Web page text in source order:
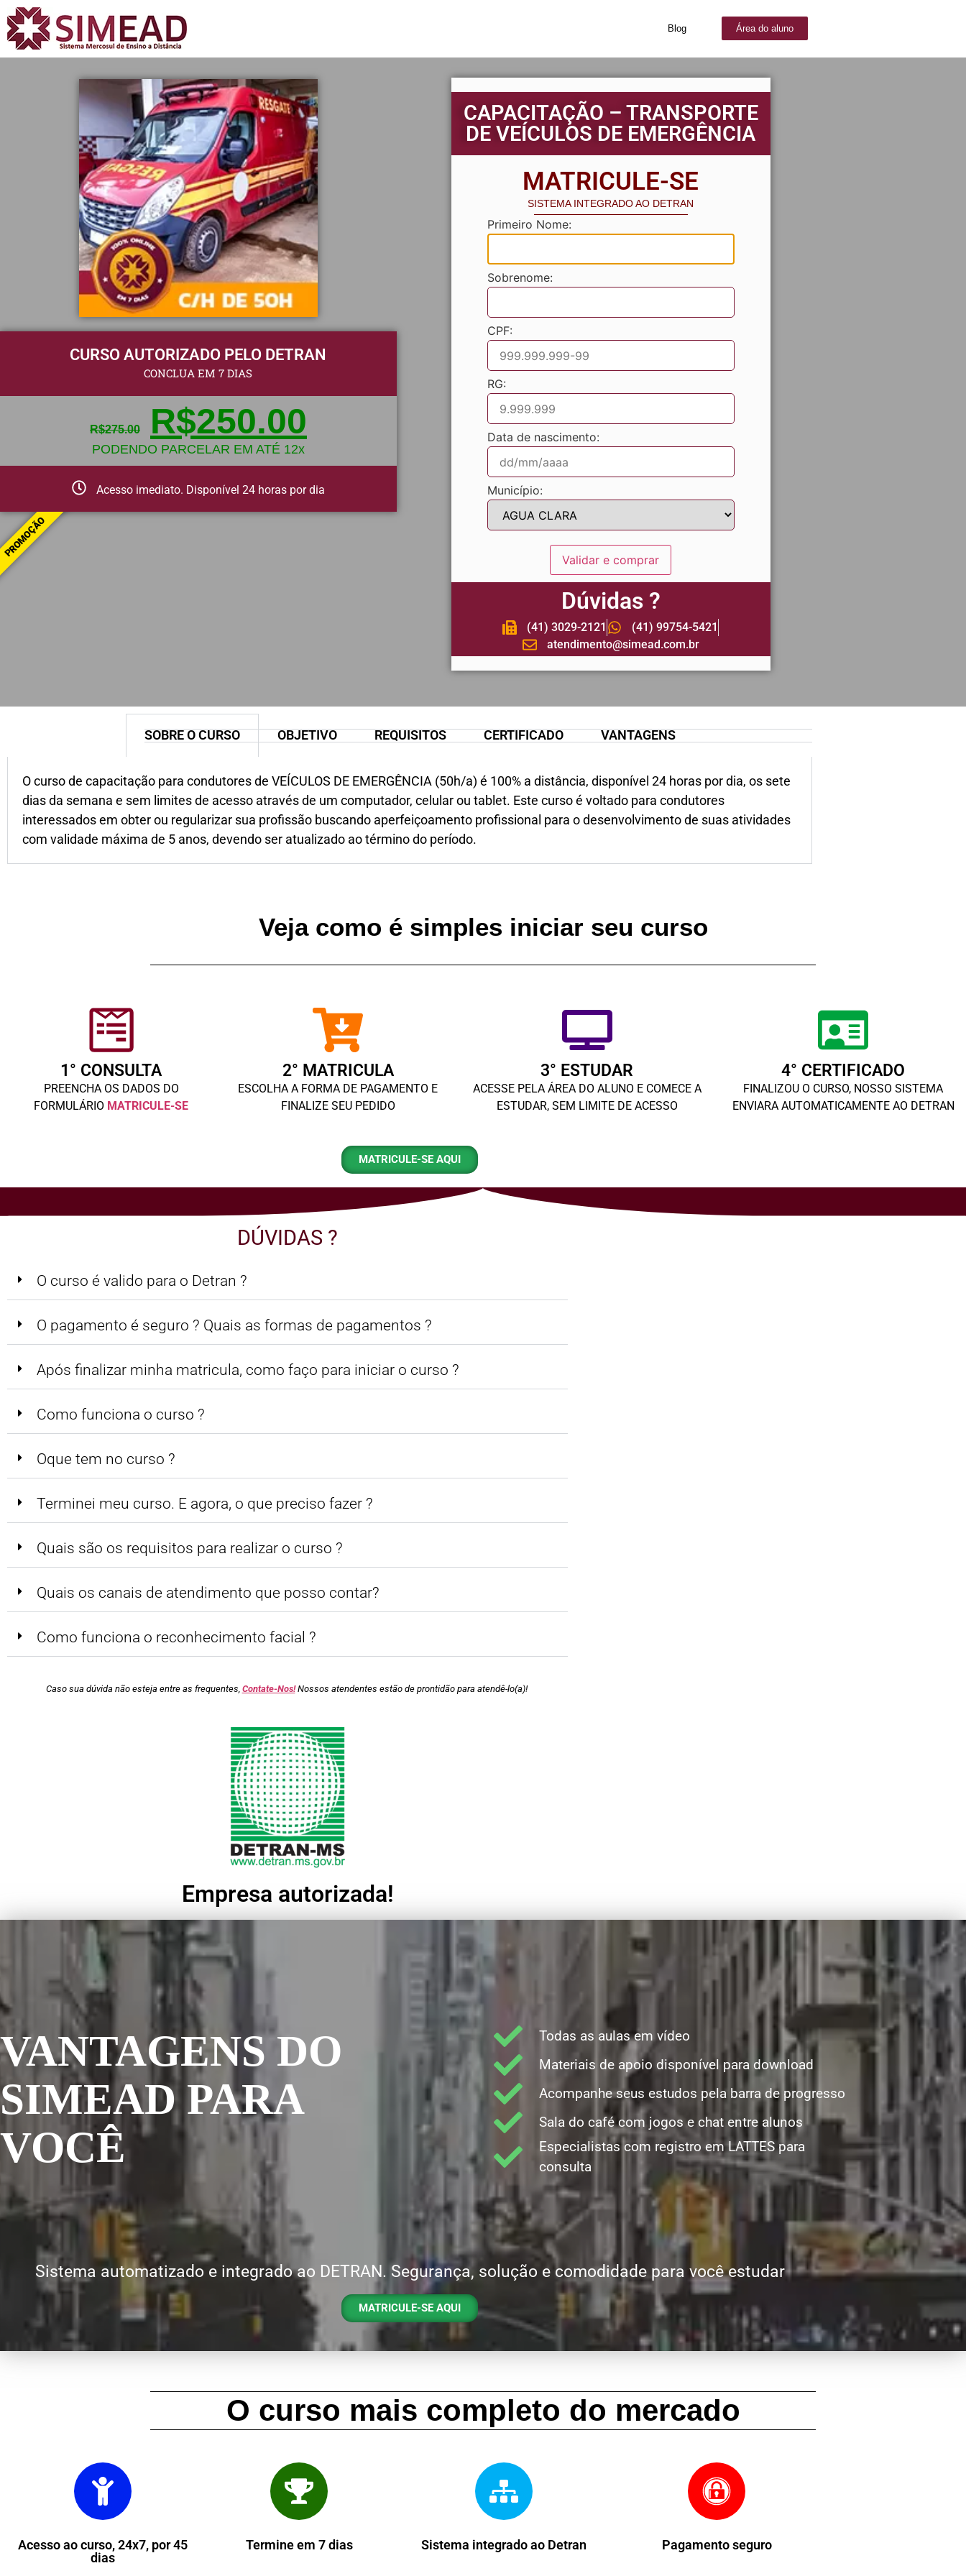
Blog Área do aluno
CURSO AUTORIZADO PELO DETRAN
CONCLUA EM 7 DIAS
R$275.00 R$250.00
PODENDO PARCELAR EM ATÉ 12x
Acesso imediato. Disponível 24 horas por dia
PROMOÇÃO
CAPACITAÇÃO – TRANSPORTE
DE VEÍCULOS DE EMERGÊNCIA
MATRICULE-SE
SISTEMA INTEGRADO AO DETRAN
Primeiro Nome:
Sobrenome:
CPF:
RG:
Data de nascimento:
Município:
Validar e comprar
Dúvidas ?
(41) 3029-2121
(41) 99754-5421
atendimento@simead.com.br
SOBRE O CURSO OBJETIVO REQUISITOS CERTIFICADO VANTAGENS
O curso de capacitação para condutores de VEÍCULOS DE EMERGÊNCIA (50h/a) é 100% a distância, disponível 24 horas por dia, os sete
dias da semana e sem limites de acesso através de um computador, celular ou tablet. Este curso é voltado para condutores
interessados em obter ou regularizar sua profissão buscando aperfeiçoamento profissional para o desenvolvimento de suas atividades
com validade máxima de 5 anos, devendo ser atualizado ao término do período.
Veja como é simples iniciar seu curso
1° CONSULTA
PREENCHA OS DADOS DO
FORMULÁRIO MATRICULE-SE
2° MATRICULA
ESCOLHA A FORMA DE PAGAMENTO E
FINALIZE SEU PEDIDO
3° ESTUDAR
ACESSE PELA ÁREA DO ALUNO E COMECE A
ESTUDAR, SEM LIMITE DE ACESSO
4° CERTIFICADO
FINALIZOU O CURSO, NOSSO SISTEMA
ENVIARA AUTOMATICAMENTE AO DETRAN
MATRICULE-SE AQUI
DÚVIDAS ?
O curso é valido para o Detran ?
O pagamento é seguro ? Quais as formas de pagamentos ?
Após finalizar minha matricula, como faço para iniciar o curso ?
Como funciona o curso ?
Oque tem no curso ?
Terminei meu curso. E agora, o que preciso fazer ?
Quais são os requisitos para realizar o curso ?
Quais os canais de atendimento que posso contar?
Como funciona o reconhecimento facial ?
Caso sua dúvida não esteja entre as frequentes, Contate-Nos!Nossos atendentes estão de prontidão para atendê-lo(a)!
Empresa autorizada!
VANTAGENS DO
SIMEAD PARA
VOCÊ
Todas as aulas em vídeo
Materiais de apoio disponível para download
Acompanhe seus estudos pela barra de progresso
Sala do café com jogos e chat entre alunos
Especialistas com registro em LATTES para
consulta
Sistema automatizado e integrado ao DETRAN. Segurança, solução e comodidade para você estudar
MATRICULE-SE AQUI
O curso mais completo do mercado
Acesso ao curso, 24x7, por 45
dias
Termine em 7 dias Sistema integrado ao Detran Pagamento seguro